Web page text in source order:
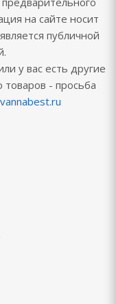
на сайте носит
публичной
у вас есть другие
- просьба